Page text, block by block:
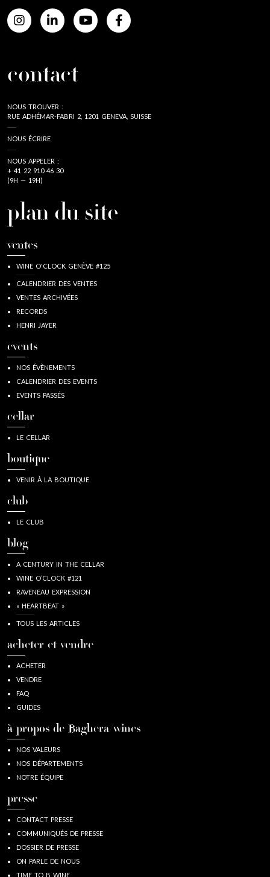
contact
NOUS TROUVER :
RUE ADHÉMAR-FABRI 2, 1201 GENEVA, SUISSE
NOUS ÉCRIRE
NOUS APPELER :
+ 41 22 910 46 30
(9H — 19H)
plan du site
ventes
WINE O'CLOCK GENÈVE #125
CALENDRIER DES VENTES
VENTES ARCHIVÉES
RECORDS
HENRI JAYER
events
NOS ÉVÈNEMENTS
CALENDRIER DES EVENTS
EVENTS PASSÉS
cellar
LE CELLAR
boutique
VENIR À LA BOUTIQUE
club
LE CLUB
blog
A CENTURY IN THE CELLAR
WINE O’CLOCK #121
RAVENEAU EXPRESSION
« HEARTBEAT »
TOUS LES ARTICLES
acheter et vendre
ACHETER
VENDRE
FAQ
GUIDES
à propos de Baghera/wines
NOS VALEURS
NOS DÉPARTEMENTS
NOTRE ÉQUIPE
presse
CONTACT PRESSE
COMMUNIQUÉS DE PRESSE
DOSSIER DE PRESSE
ON PARLE DE NOUS
TIME TO B WINE